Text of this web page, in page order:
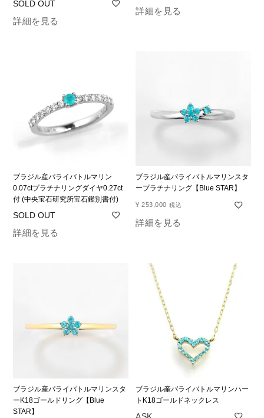
詳細を見る
詳細を見る
ブラジル産パライバトルマリン
0.07ctプラチナリングダイヤ0.27ct
付 (中央宝石研究所宝石鑑別書付)
詳細を見る
ブラジル産パライバトルマリンスタ
ープラチナリング【Blue STAR】
¥ 253,000 税込
詳細を見る
ブラジル産パライバトルマリンスタ
ーK18ゴールドリング【Blue
STAR】
ブラジル産パライバトルマリンハー
トK18ゴールドネックレス